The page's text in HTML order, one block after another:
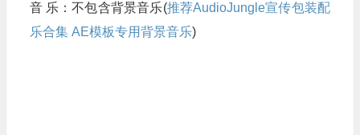
音 乐：不包含背景音乐(推荐AudioJungle宣传包装配
乐合集 AE模板专用背景音乐)